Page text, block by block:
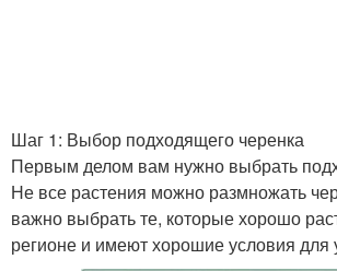
Шаг 1: Выбор подходящего черенка
Первым делом вам нужно выбрать
Не все растения можно размножать
важно выбрать те, которые хорошо
регионе и имеют хорошие условия для